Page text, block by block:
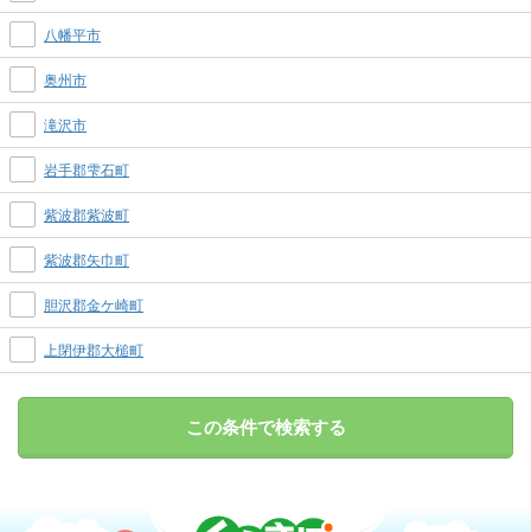
八幡平市
奥州市
滝沢市
岩手郡雫石町
紫波郡紫波町
紫波郡矢巾町
胆沢郡金ケ崎町
上閉伊郡大槌町
この条件で検索する